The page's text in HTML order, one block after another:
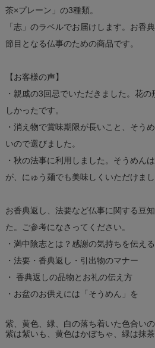
茶×プレーン」の3種類。
「志」のラベルでお届けします。お香
節目となる仏事のための商品です。
【お客様の声】
・親戚の3回忌でいただきました。花
しかったです。
・消え物で賞味期限が長いこと、そう
いので選びました。
・秋の法事に利用しました。そうめん
が、にゅう麺でも美味しくいただけまし
お香典返し、法要など仏事に関する豆
た。ご参考になさってください。
・満中陰志とは？感謝の気持ちを伝え
・法要・香典返し・引出物のマナー
・ 香典返しの品物とお礼の伝え方
・お盆のお供えには「そうめん」を
紫、黄色、緑、白の落ち着いた色合いの
紫は紫いも、黄色はかぼちゃ、緑は抹